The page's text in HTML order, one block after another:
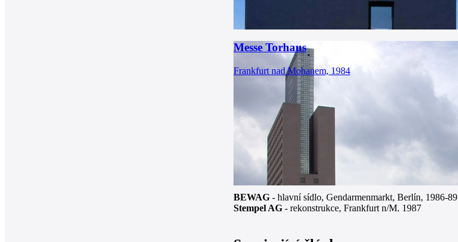
Messe Torhaus
Frankfurt nad Mohanem, 1984
BEWAG - hlavní sídlo, Gendarmenmarkt, Berlín, 1986-89
Stempel AG - rekonstrukce, Frankfurt n/M. 1987